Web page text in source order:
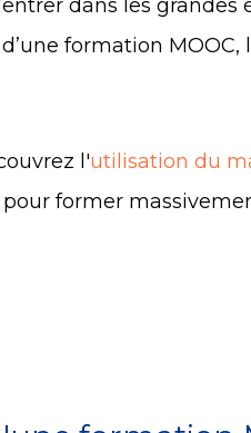
dans les
formation
l'utilisation du
pour former